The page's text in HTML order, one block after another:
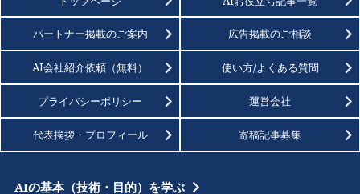
パートナー掲載のご案内 広告掲載のご相談
AI会社紹介依頼（無料） 使い方/よくある質問
プライバシーポリシー 運営会社
代表挨拶・プロフィール 寄稿記事募集
AIの基本（技術・目的）を学ぶ